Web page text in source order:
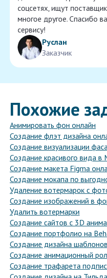
соцсетях, ищут
многое другое. Спасибо
сервису!
Руслан
Заказчик
Похожие
Анимировать фон онлайн
Создание флэт дизайна
Создание визуализации
Создание красивого вида в
Создание макета Figma
Создание мокапа по
Удаление вотермарок с
Создание изображений в
Удалить вотермарки
Создание сайтов с 3D
Создание портфолио на
Создание дизайна
Создание анимационный
Создание трафарета